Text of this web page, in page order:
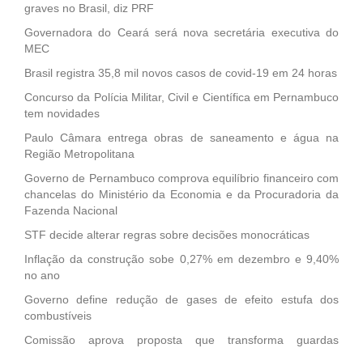
graves no Brasil, diz PRF
Governadora do Ceará será nova secretária executiva do
MEC
Brasil registra 35,8 mil novos casos de covid-19 em 24 horas
Concurso da Polícia Militar, Civil e Científica em Pernambuco
tem novidades
Paulo Câmara entrega obras de saneamento e água na
Região Metropolitana
Governo de Pernambuco comprova equilíbrio financeiro com
chancelas do Ministério da Economia e da Procuradoria da
Fazenda Nacional
STF decide alterar regras sobre decisões monocráticas
Inflação da construção sobe 0,27% em dezembro e 9,40%
no ano
Governo define redução de gases de efeito estufa dos
combustíveis
Comissão aprova proposta que transforma guardas